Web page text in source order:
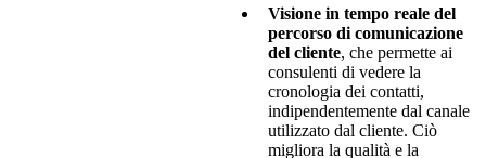
Visione in tempo reale del
percorso di comunicazione
del cliente, che permette ai
consulenti di vedere la
cronologia dei contatti,
indipendentemente dal canale
utilizzato dal cliente. Ciò
migliora la qualità e la